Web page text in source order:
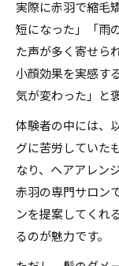
実際に赤羽で縮毛
短になった」「雨
た声が多く寄せら
小顔効果を実感す
気が変わった」と
体験者の中には、
グに苦労していた
なり、ヘアアレン
赤羽の専門サロン
ンを提案してくれ
るのが魅力です。